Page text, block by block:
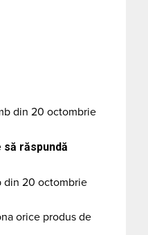
din 20 octombrie
răspundă
din 20 octombrie
orice produs de